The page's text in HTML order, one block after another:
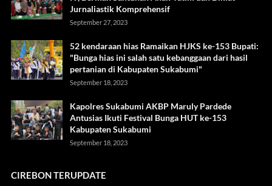
Jurnaliastik Komprehensif
September 27, 2023
52 kendaraan hias Ramaikan HJKS ke-153 Bupati:
"Bunga hias ini salah satu kebanggaan dari hasil
pertanian di Kabupaten Sukabumi"
September 18, 2023
Kapolres Sukabumi AKBP Maruly Pardede
Antusias Ikuti Festival Bunga HUT ke-153
Kabupaten Sukabumi
September 18, 2023
CIREBON TERUPDATE